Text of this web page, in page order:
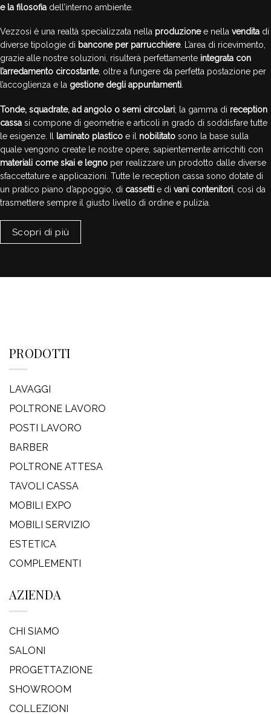
e la filosofia dell’interno ambiente.
Vezzosi è una realtà specializzata nella produzionee nella vendita di
diverse tipologie di bancone per parrucchiere. L’area di ricevimento,
grazie alle nostre soluzioni, risulterà perfettamente integrata con
l’arredamento circostante, oltre a fungere da perfetta postazione per
l’accoglienza e la gestione degli appuntamenti.
Tonde, squadrate, ad angolo o semi circolari; la gamma di reception
cassa si compone di geometrie e articoli in grado di soddisfare tutte
le esigenze. Il
laminato plastico e il nobilitato sono la base sulla
quale vengono create le nostre opere, sapientemente arricchiti con
materiali come skai e legno per realizzare un prodotto dalle diverse
sfaccettature e applicazioni. Tutte le reception cassa sono dotate di
un pratico piano d’appoggio, di cassetti e di vani contenitori , così da
trasmettere sempre il giusto livello di ordine e pulizia.
Scopri di più
PRODOTTI
LAVAGGI
POLTRONE LAVORO
POSTI LAVORO
BARBER
POLTRONE ATTESA
TAVOLI CASSA
MOBILI EXPO
MOBILI SERVIZIO
ESTETICA
COMPLEMENTI
AZIENDA
CHI SIAMO
SALONI
PROGETTAZIONE
SHOWROOM
COLLEZIONI